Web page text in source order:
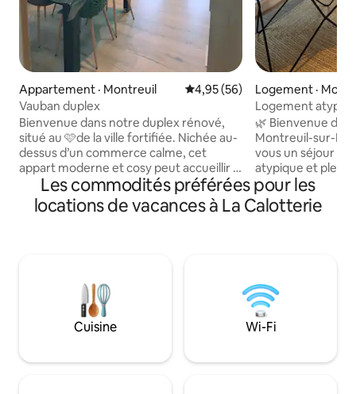
Appartement · Montreuil Note moyenne de 4,95 sur 5,
4,95 (56)
Vauban duplex
Bienvenue dans notre duplex rénové,
situé au 🩷de la ville fortifiée. Nichée au-
dessus d’un commerce calme, cet
appart moderne et cosy peut accueillir 4
pers(+1 lit bébé) Accès par un escalier en
colimacon 1er étage: cuisine équipée,
coin repas et un salon chaleureux avec
se situe sur la grande place animée en
soirée par ses bars et restaurants.
Logement ·
Logement
sur Mer
🌿 Bienvenue
Montreuil-sur-Mer, «
vous un séjour à
atypique et plein
situé pour
médiévale de
pour une
historique, des
adresses locales
Les commodités préférées pour les
locations de vacances à La Calotterie
Cuisine Wi-Fi